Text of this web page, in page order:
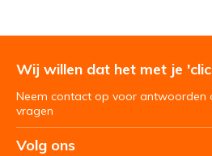
Wij willen dat het met je
Neem contact op voor antwoorden
vragen
Volg ons